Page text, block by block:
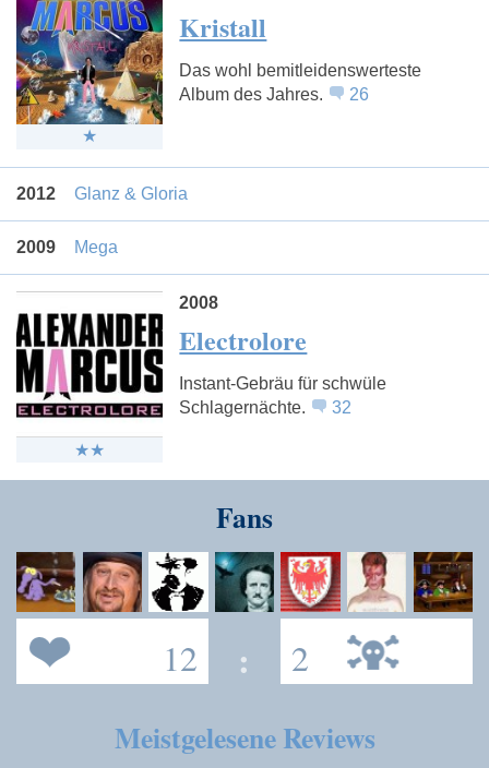
Kristall
Das wohl bemitleidenswerteste
Album des Jahres.
26
2012 Glanz & Gloria
2009 Mega
2008
Electrolore
Instant-Gebräu für schwüle
Schlagernächte.
32
Fans
12 : 2
Meistgelesene Reviews